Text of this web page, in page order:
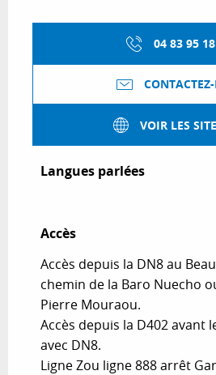
04 83 95 18
VOIR LES
Langues parlées
Langues parlées
Accès
Accès
Accès depuis la DN8 au
chemin de la Baro Nuecho
Pierre Mouraou.
Accès depuis la D402 avant
avec DN8.
Ligne Zou ligne 888 arrêt